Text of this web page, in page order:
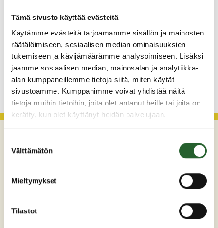
Tämä sivusto käyttää evästeitä
Käytämme evästeitä tarjoamamme sisällön ja mainosten
räätälöimiseen, sosiaalisen median ominaisuuksien
tukemiseen ja kävijämäärämme analysoimiseen. Lisäksi
jaamme sosiaalisen median, mainosalan ja analytiikka-
alan kumppaneillemme tietoja siitä, miten käytät
sivustoamme. Kumppanimme voivat yhdistää näitä
tietoja muihin tietoihin, joita olet antanut heille tai joita on
kerätty, kun olet käyttänyt heidän palvelujaan.
valinta
Välttämätön
Mieltymykset
Tilastot
Henkilömuutoksia maaseutuhallinnossa
29.7.2026
Asfaltointityöt taajamassa myöhästyvät
KATSO KAIKKI